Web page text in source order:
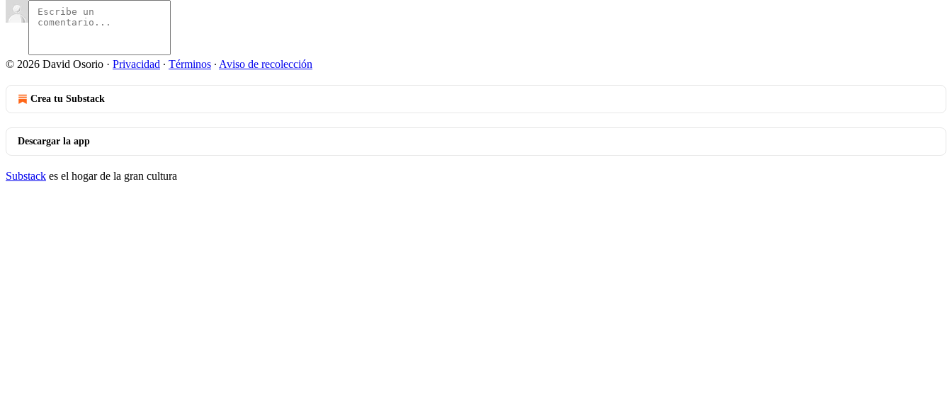
© 2026 David Osorio · Privacidad ∙ Términos ∙ Aviso de recolección
Crea tu Substack
Descargar la app
Substack es el hogar de la gran cultura